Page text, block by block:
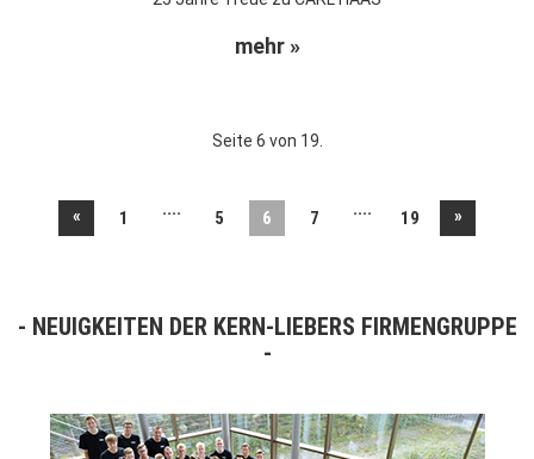
mehr »
Seite 6 von 19.
« 1 .... 5 6 7 .... 19 »
NEUIGKEITEN DER KERN-LIEBERS FIRMENGRUPPE